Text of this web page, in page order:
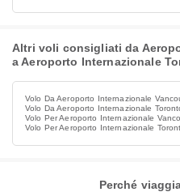
Altri voli consigliati da
a Aeroporto Internazionale
Volo Da Aeroporto Internazionale
Volo Da Aeroporto Internazionale
Volo Per Aeroporto Internazionale
Volo Per Aeroporto Internazionale
Perché